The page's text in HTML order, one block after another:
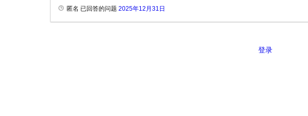
匿名 已回答的问题 2025年12月31日
登录